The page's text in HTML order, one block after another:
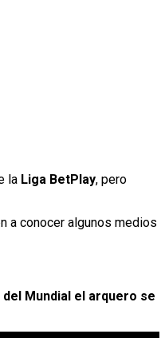
la Liga BetPlay, pero
a conocer algunos medios
Mundial el arquero se